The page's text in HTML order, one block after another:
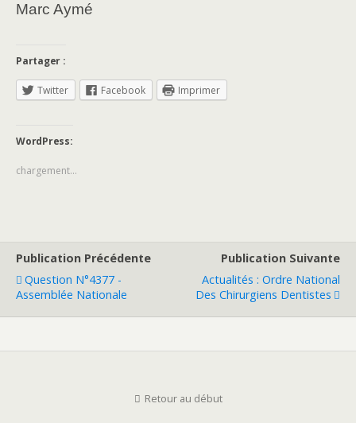
Marc Aymé
Partager :
Twitter Facebook Imprimer
WordPress:
chargement…
Publication Précédente
Question N°4377 -
Assemblée Nationale
Publication Suivante
Actualités : Ordre National
Des Chirurgiens Dentistes
Retour au début